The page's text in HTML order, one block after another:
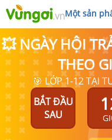
Một sản
💥 NGÀY HỘI
THEO
🎯 LỚP 1-12 TẠI
BẮT ĐẦU
SAU